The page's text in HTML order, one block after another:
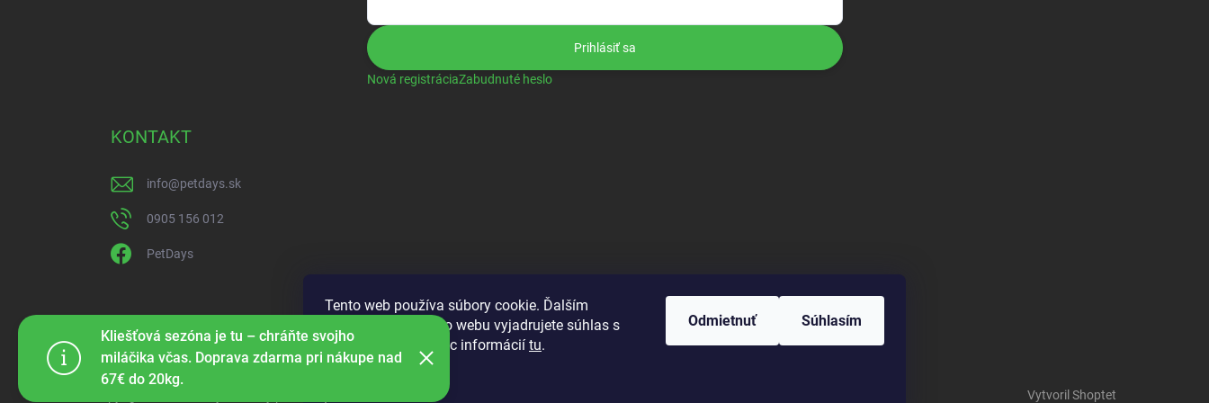
Tento web používa súbory cookie. Ďalším
prechádzaním tohto webu vyjadrujete súhlas s
ich používaním. Viac informácií tu.
Odmietnuť Súhlasím
Kliešťová sezóna je tu – chráňte svojho
miláčika včas. Doprava zdarma pri nákupe nad
67€ do 20kg.
Prihlásiť sa
Nová registráciaZabudnuté heslo
KONTAKT
info@petdays.sk
0905 156 012
PetDays
Vytvoril Shoptet